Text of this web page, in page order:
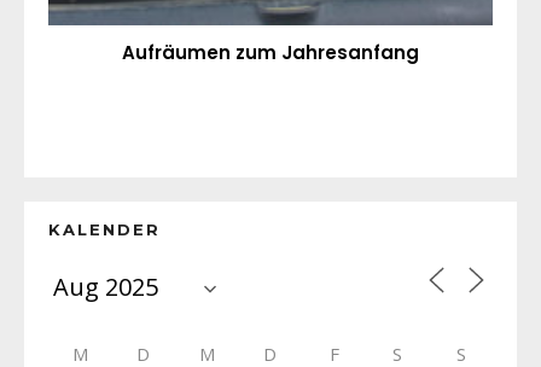
Aufräumen zum Jahresanfang
KALENDER
M D M D F S S